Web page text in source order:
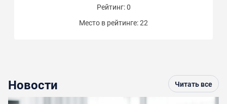
Рейтинг: 0
Место в рейтинге: 22
Новости Читать все